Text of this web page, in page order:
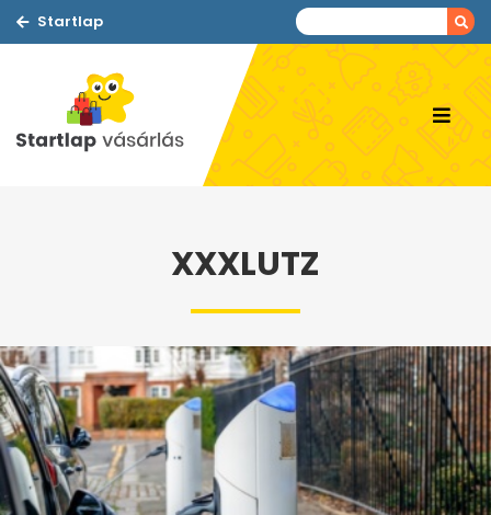
Startlap
XXXLUTZ